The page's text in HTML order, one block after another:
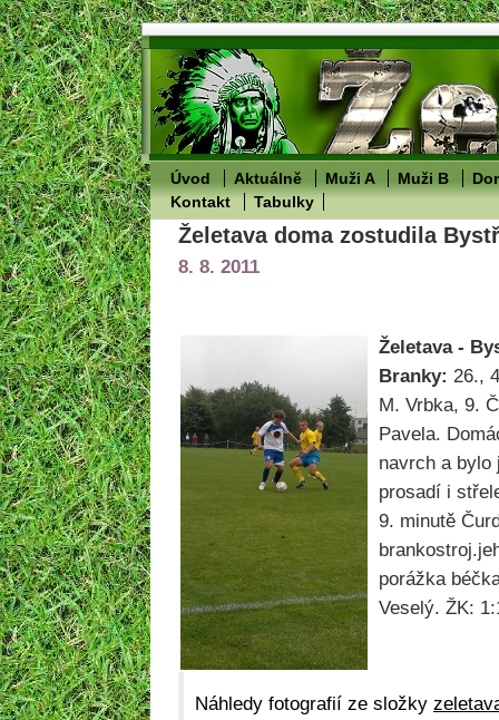
Úvod Aktuálně Muži A Muži B
Kontakt
Tabulky
Želetava doma zostudila
8. 8. 2011
Želetava -
Branky: 26.,
M. Vrbka, 9.
Pavela.
navrch a bylo
prosadí i
9. minutě
porážka
Veselý. ŽK:
Náhledy fotografií ze složky